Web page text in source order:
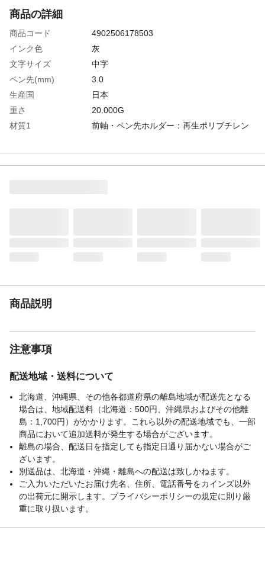
商品の詳細
商品コード
4902506178503
インク色
灰
文字サイズ
中字
ペン先(mm)
3.0
生産国
日本
重さ
20.000G
材質1
前軸・ペン先ホルダー：再生ポリブチレン
材質2
軸：ポリアミド(PA)●バネ弁：POM
材質3
キャップ・撹拌体：再生ポリアセタール
商品説明
注意事項
配送地域・送料について
北海道、沖縄県、その他各都道府県の離島地域が配送先となる
場合は、地域配送料（北海道：500円、沖縄県およびその他離
島：1,700円）がかかります。これら以外の配送地域でも、一部
商品において追加送料が発生する場合がございます。
離島の場合、配送日を指定しても指定日通り届かない場合がご
ざいます。
別送品は、北海道・沖縄・離島への配送は致しかねます。
ご入力いただいたお届け先名、住所、電話番号をカインズ以外
の出荷元に開示します。プライバシーポリシーの規定に則り厳
重に取り扱います。